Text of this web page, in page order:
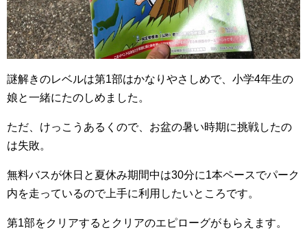
謎解きのレベルは第1部はかなりやさしめで、小学4年生の
娘と一緒にたのしめました。
ただ、けっこうあるくので、お盆の暑い時期に挑戦したの
は失敗。
無料バスが休日と夏休み期間中は30分に1本ペースでパーク
内を走っているので上手に利用したいところです。
第1部をクリアするとクリアのエピローグがもらえます。